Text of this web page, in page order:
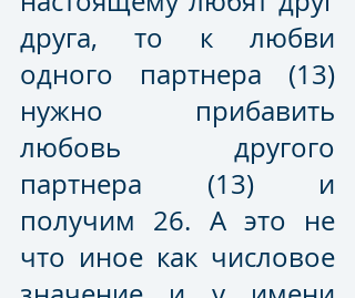
друга, то к любви
одного партнера (13)
нужно прибавить
любовь другого
партнера (13) и
получим 26. А это не
что иное как числовое